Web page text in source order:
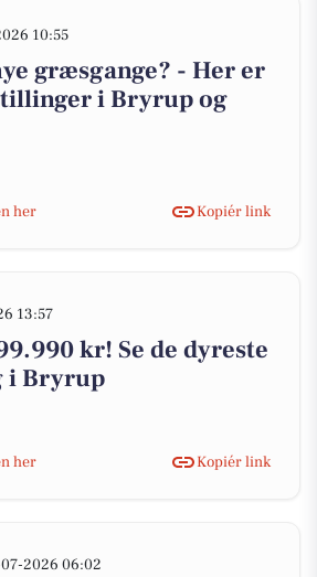
10:55
græsgange? - Her er
i Bryrup og
her
Kopiér link
13:57
kr! Se de dyreste
i Bryrup
her
Kopiér link
2026 06:02